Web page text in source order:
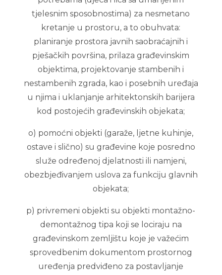
tjelesnim sposobnostima) za nesmetano
kretanje u prostoru, a to obuhvata:
planiranje prostora javnih saobraćajnih i
pješačkih površina, prilaza građevinskim
objektima, projektovanje stambenih i
nestambenih zgrada, kao i posebnih uređaja
u njima i uklanjanje arhitektonskih barijera
kod postojećih građevinskih objekata;
o) pomoćni objekti (garaže, ljetne kuhinje,
ostave i slično) su građevine koje posredno
služe određenoj djelatnosti ili namjeni,
obezbjeđivanjem uslova za funkciju glavnih
objekata;
p) privremeni objekti su objekti montažno-
demontažnog tipa koji se lociraju na
građevinskom zemljištu koje je važećim
sprovedbenim dokumentom prostornog
uređenja predviđeno za postavljanje